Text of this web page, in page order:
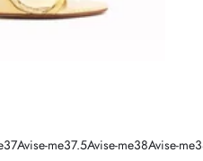
37Avise-me37.5Avise-me38Avise-me